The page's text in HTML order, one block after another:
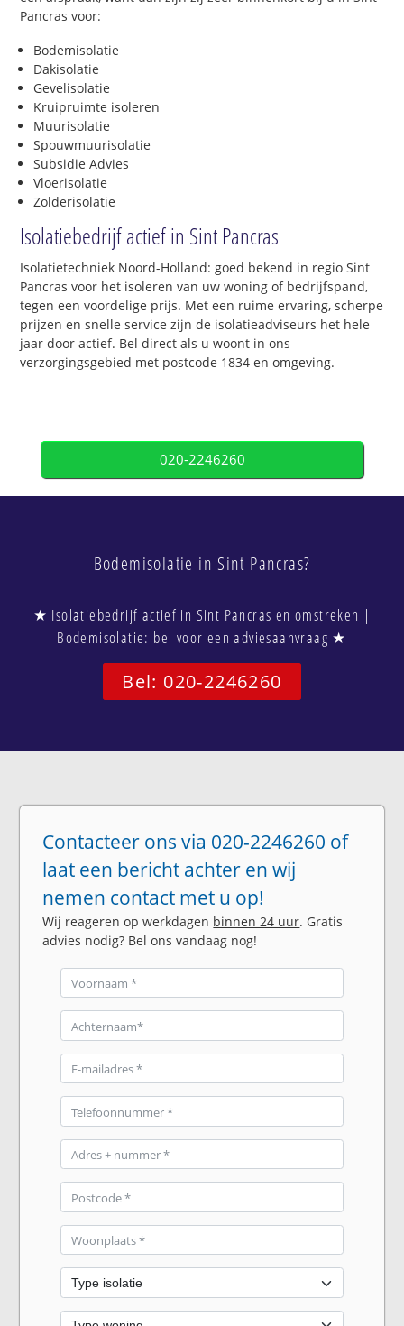
Pancras voor:
Bodemisolatie
Dakisolatie
Gevelisolatie
Kruipruimte isoleren
Muurisolatie
Spouwmuurisolatie
Subsidie Advies
Vloerisolatie
Zolderisolatie
Isolatiebedrijf actief in Sint Pancras
Isolatietechniek Noord-Holland: goed bekend in regio Sint
Pancras voor het isoleren van uw woning of bedrijfspand,
tegen een voordelige prijs. Met een ruime ervaring, scherpe
prijzen en snelle service zijn de isolatieadviseurs het hele
jaar door actief. Bel direct als u woont in ons
verzorgingsgebied met postcode 1834 en omgeving.
020-2246260
Bodemisolatie in Sint Pancras?
★ Isolatiebedrijf actief in Sint Pancras en omstreken |
Bodemisolatie: bel voor een adviesaanvraag ★
Bel: 020-2246260
Contacteer ons via 020-2246260 of
laat een bericht achter en wij
nemen contact met u op!
Wij reageren op werkdagen binnen 24 uur. Gratis
advies nodig? Bel ons vandaag nog!